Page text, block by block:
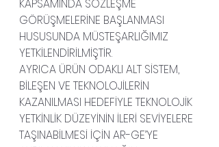
KAPSAMINDA SÖZLEŞME
GÖRÜŞMELERİNE BAŞLANMASI
HUSUSUNDA MÜSTEŞARLIĞIMIZ
YETKİLENDİRİLMİŞTİR.
AYRICA ÜRÜN ODAKLI ALT SİSTEM,
BİLEŞEN VE TEKNOLOJİLERİN
KAZANILMASI HEDEFİYLE TEKNOLOJİK
YETKİNLİK DÜZEYİNİN İLERİ SEVİYELERE
TAŞINABİLMESİ İÇİN AR-GE’YE